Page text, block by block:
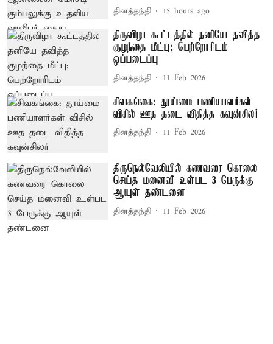
தினத்தந்தி 15 hours ago
திருவிழா கூட்டத்தில் தனியே தவித்த
குழந்தை மீட்பு; பெற்றோரிடம்
ஒப்படைப்பு
தினத்தந்தி 11 Feb 2026
சிவகங்கை: தூய்மை பணியாளர்கள்
விசில் ஊத தடை விதித்த கவுன்சிலர்
தினத்தந்தி 11 Feb 2026
திருநெல்வேலியில் கணவரை கொலை
செய்த மனைவி உள்பட 3 பேருக்கு
ஆயுள் தண்டனை
தினத்தந்தி 11 Feb 2026